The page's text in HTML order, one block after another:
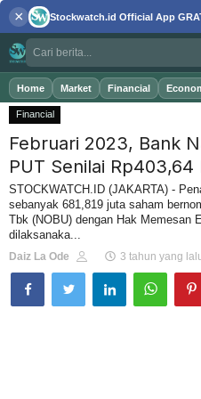
× Stockwatch.id Official App
Home Market Financial
Masuk
Home
Market
Financial
Financial
Februari 2023, Bank
PUT Senilai Rp403,64
STOCKWATCH.ID (JAKARTA) -
sebanyak 681,819 juta saham
Tbk (NOBU) dengan Hak Memesan
dilaksanaka...
Daiz La Ode 3 tahun yang